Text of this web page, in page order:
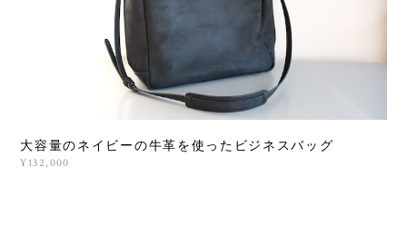
大容量のネイビーの牛革を使ったビジネスバッグ
¥132,000